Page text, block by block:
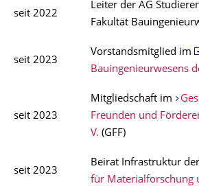
seit 2022
Leiter der AG
Fakultät
seit 2023
Vorstandsmitglied im
Bauingenieurwesens
seit 2023
Mitgliedschaft im
Freunden und
V. (GFF)
seit 2023
Beirat Infrastruktur der
für Materialforschung